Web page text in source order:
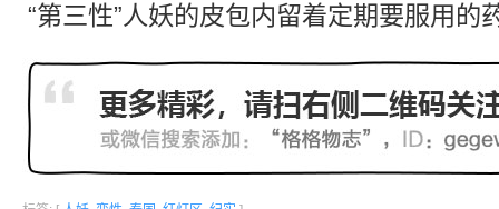
“第三性”人妖的皮包内留着定期要服用的